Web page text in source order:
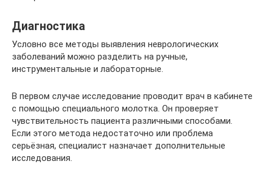
Диагностика
Условно все методы выявления неврологических
заболеваний можно разделить на ручные,
инструментальные и лабораторные.
В первом случае исследование проводит врач в кабинете
с помощью специального молотка. Он проверяет
чувствительность пациента различными способами.
Если этого метода недостаточно или проблема
серьёзная, специалист назначает дополнительные
исследования.